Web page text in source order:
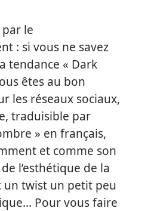
le
: si vous ne savez
tendance « Dark
êtes au bon
les réseaux sociaux,
traduisible par
» en français,
et comme son
l’esthétique de la
un twist un petit peu
Pour vous faire